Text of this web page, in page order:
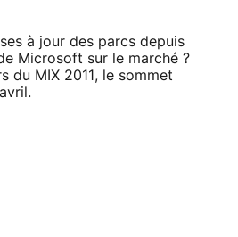
à jour des parcs depuis
Microsoft sur le marché ?
du MIX 2011, le sommet